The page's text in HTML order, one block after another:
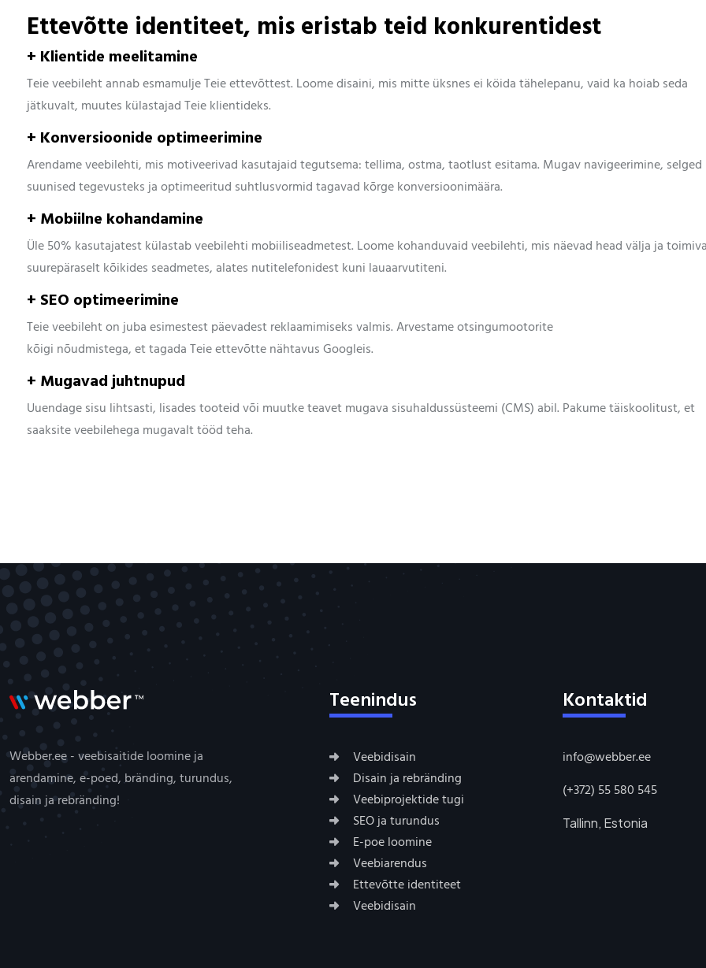
Ettevõtte identiteet, mis eristab teid konkurentidest
+ Klientide meelitamine
Teie veebileht annab esmamulje Teie ettevõttest. Loome disaini, mis mitte üksnes ei köida tähelepanu, vaid ka hoiab seda
jätkuvalt, muutes külastajad Teie klientideks.
+ Konversioonide optimeerimine
Arendame veebilehti, mis motiveerivad kasutajaid tegutsema: tellima, ostma, taotlust esitama. Mugav navigeerimine, selged
suunised tegevusteks ja optimeeritud suhtlusvormid tagavad kõrge konversioonimäära.
+ Mobiilne kohandamine
Üle 50% kasutajatest külastab veebilehti mobiiliseadmetest. Loome kohanduvaid veebilehti, mis näevad head välja ja
suurepäraselt kõikides seadmetes, alates nutitelefonidest kuni lauaarvutiteni.
+ SEO optimeerimine
Teie veebileht on juba esimestest päevadest reklaamimiseks valmis. Arvestame otsingumootorite
kõigi nõudmistega, et tagada Teie ettevõtte nähtavus Googleis.
+ Mugavad juhtnupud
Uuendage sisu lihtsasti, lisades tooteid või muutke teavet mugava sisuhaldussüsteemi (CMS) abil. Pakume täiskoolitust, et
saaksite veebilehega mugavalt tööd teha.
Webber.ee - veebisaitide loomine ja
arendamine, e-poed, bränding, turundus,
disain ja rebränding!
Teenindus
Veebidisain
Disain ja rebränding
Veebiprojektide tugi
SEO ja turundus
E-poe loomine
Veebiarendus
Ettevõtte identiteet
Veebidisain
Kontaktid
info@webber.ee
(+372) 55 580 545
Tallinn, Estonia